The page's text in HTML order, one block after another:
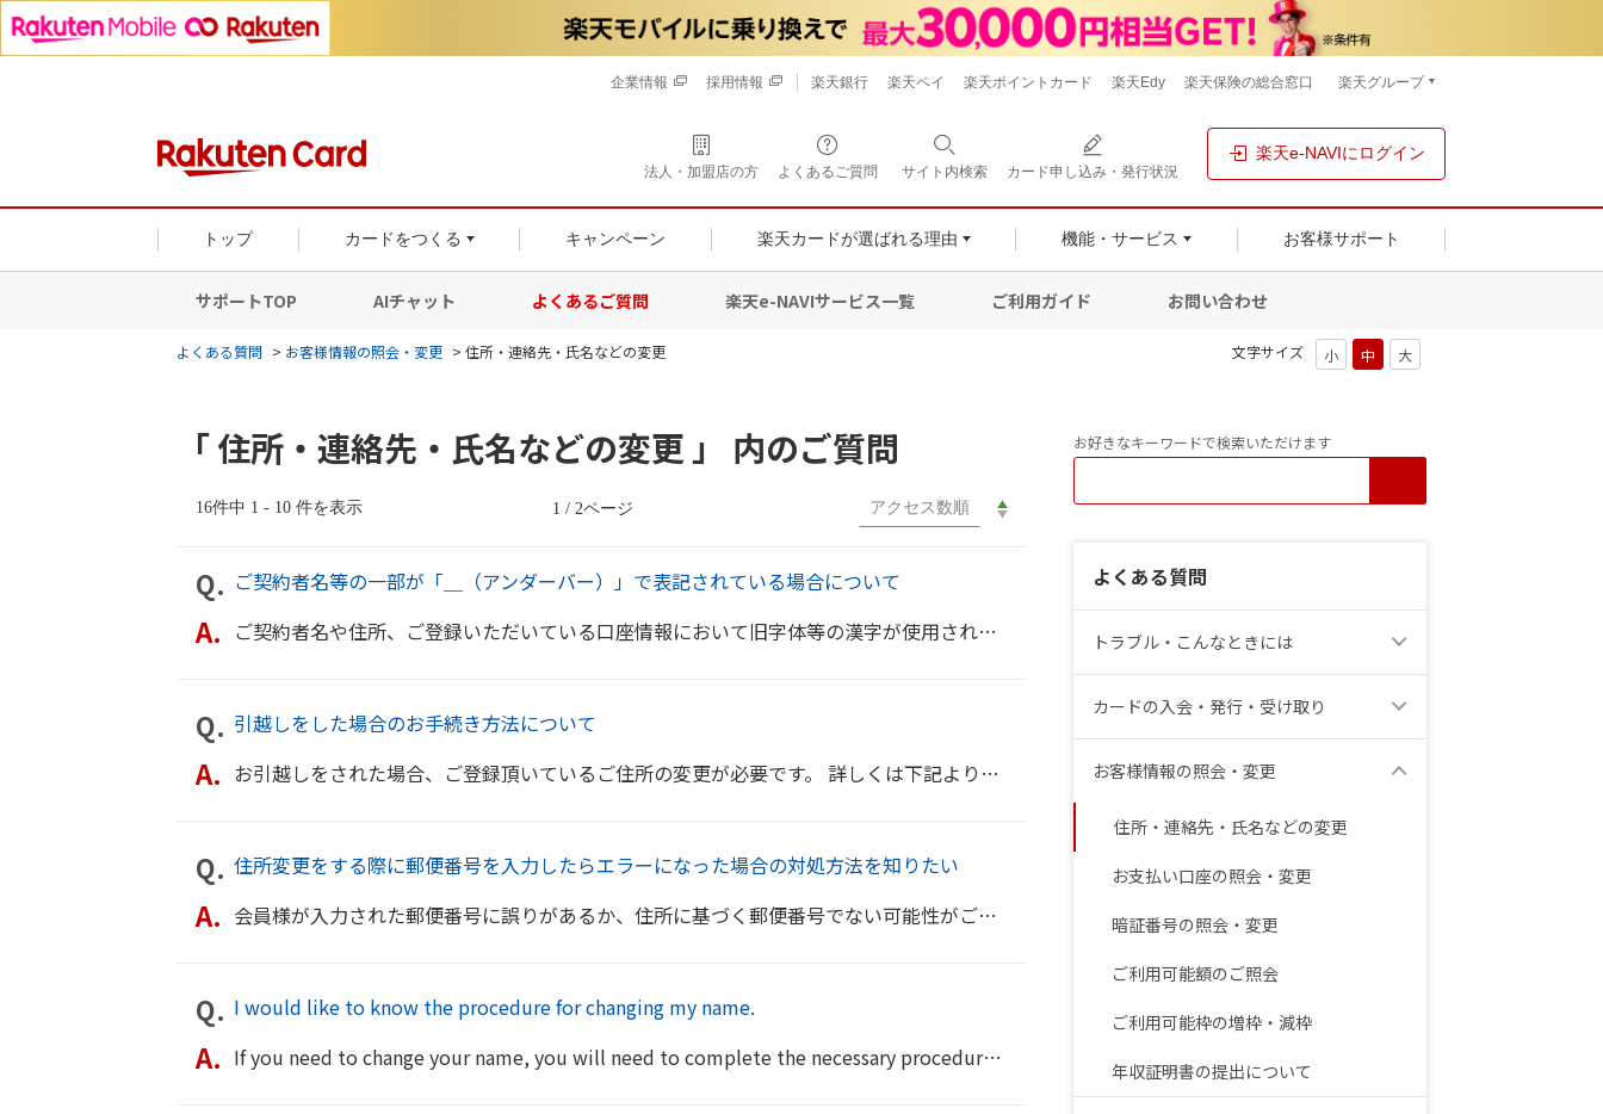
企業情報 採用情報 楽天銀行 楽天ペイ 楽天ポイントカード 楽天Edy 楽天保険の総合窓口 楽天グループ
法人・加盟店の方 よくあるご質問 サイト内検索 カード申し込み・発行状況
楽天e-NAVIにログイン
トップ カードをつくる キャンペーン 楽天カードが選ばれる理由 機能・サービス お客様サポート
サポートTOP AIチャット よくあるご質問 楽天e-NAVIサービス一覧 ご利用ガイド お問い合わせ
文字サイズ
よくある質問 > お客様情報の照会・変更 > 住所・連絡先・氏名などの変更
お好きなキーワードで検索いただけます
よくある質問
トラブル・こんなときには
カードの入会・発行・受け取り
お客様情報の照会・変更
住所・連絡先・氏名などの変更
お支払い口座の照会・変更
暗証番号の照会・変更
ご利用可能額のご照会
ご利用可能枠の増枠・減枠
年収証明書の提出について
「 住所・連絡先・氏名などの変更 」 内のご質問
16件中 1 - 10 件を表示 1 / 2ページ
ご契約者名等の一部が「＿（アンダーバー）」で表記されている場合について
ご契約者名や住所、ご登録いただいている口座情報において旧字体等の漢字が使用されている場合、メールや楽天e-NAVI内で「_(アンダーバー)」で表記されることがございます。...
引越しをした場合のお手続き方法について
お引越しをされた場合、ご登録頂いているご住所の変更が必要です。 詳しくは下記よりご確認をお願いいたします。 ご住所の変更について＞ また、メールアドレス...
住所変更をする際に郵便番号を入力したらエラーになった場合の対処方法を知りたい
会員様が入力された郵便番号に誤りがあるか、住所に基づく郵便番号でない可能性がございます。 お手数ですが、住所に基づく郵便番号を日本郵便トップページの郵便番号検索でご確認の後...
I would like to know the procedure for changing my name.
If you need to change your name, you will need to complete the necessary procedures. Y...